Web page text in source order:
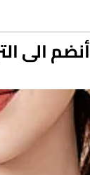
أنضم الى